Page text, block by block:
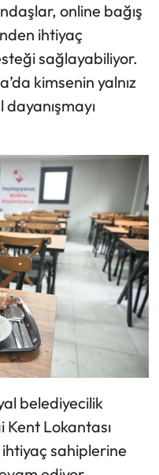
online bağış
ihtiyaç
sağlayabiliyor.
kimsenin yalnız
belediyecilik
Kent Lokantası
ihtiyaç sahiplerine